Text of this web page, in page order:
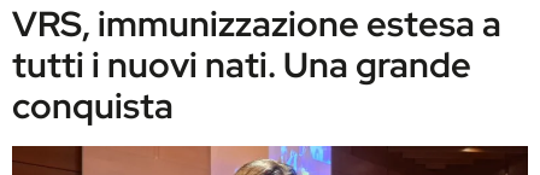
VRS, immunizzazione estesa a
tutti i nuovi nati. Una grande
conquista